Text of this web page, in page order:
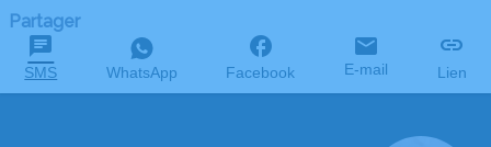
Partager
SMS WhatsApp Facebook E-mail Lien